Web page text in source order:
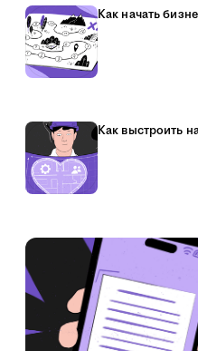
Как начать
Как выстроить